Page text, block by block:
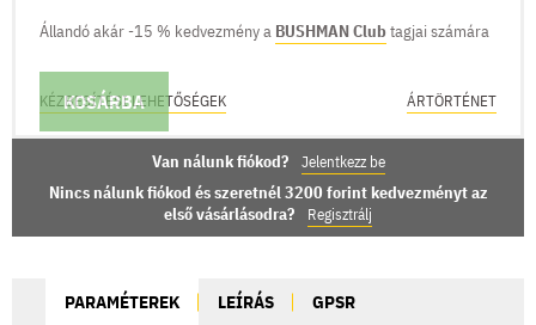
Állandó akár -15 % kedvezmény a BUSHMAN Clubtagjai számára
KOSÁRBA
KÉZBESÍTÉSI LEHETŐSÉGEK ÁRTÖRTÉNET
Van nálunk fiókod? Jelentkezz be
Nincs nálunk fiókod és szeretnél 3200 forint kedvezményt az
első vásárlásodra?
Regisztrálj
PARAMÉTEREK LEÍRÁS GPSR